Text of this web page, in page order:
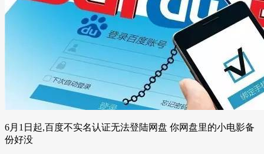
6月1日起,百度不实名认证无法登陆网盘 你网盘里的小电影备
份好没